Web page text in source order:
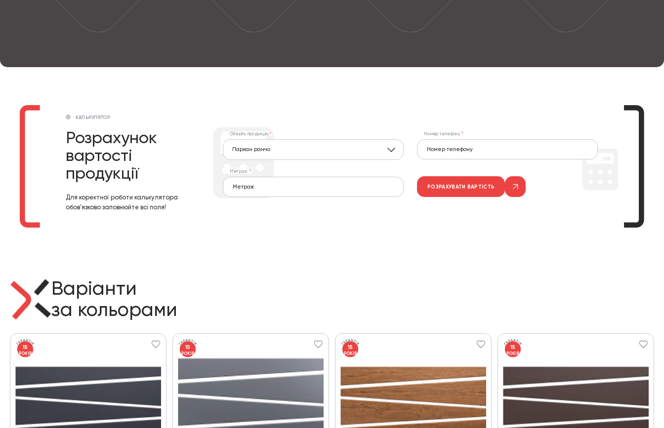
КАЛЬКУЛЯТОР
Розрахунок
вартості
продукції
Для коректної роботи калькулятора
обов’язково заповнюйте всі поля!
Оберіть продукцію
Паркан ранчо
Метраж
Номер телефону
РОЗРАХУВАТИ ВАРТІСТЬ
Варіанти
за кольорами
15
РОКІВ
15
РОКІВ
15
РОКІВ
15
РОКІВ